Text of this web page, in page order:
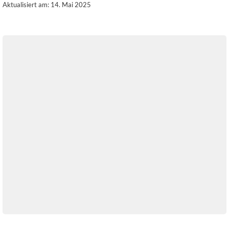
Aktualisiert am: 14. Mai 2025